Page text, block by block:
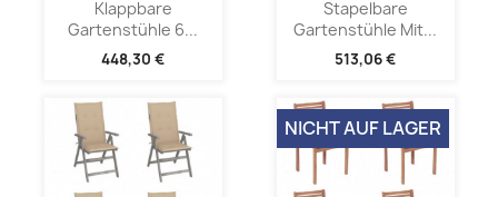
Klappbare
Gartenstühle 6...
448,30 €
Stapelbare
Gartenstühle Mit...
513,06 €
NICHT AUF LAGER